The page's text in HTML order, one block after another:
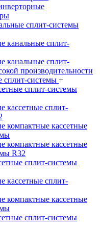
сплит-системы
канальные сплит-
канальные сплит-
производительности
сплит-системы +
сплит-системы
кассетные сплит-
компактные кассетные
компактные кассетные
R32
сплит-системы
кассетные сплит-
компактные кассетные
сплит-системы